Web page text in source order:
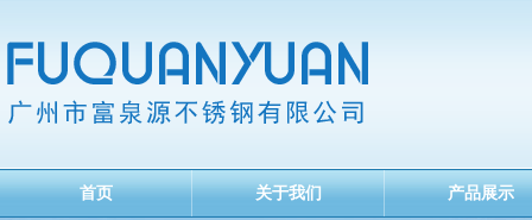
首页 关于我们 产品展示